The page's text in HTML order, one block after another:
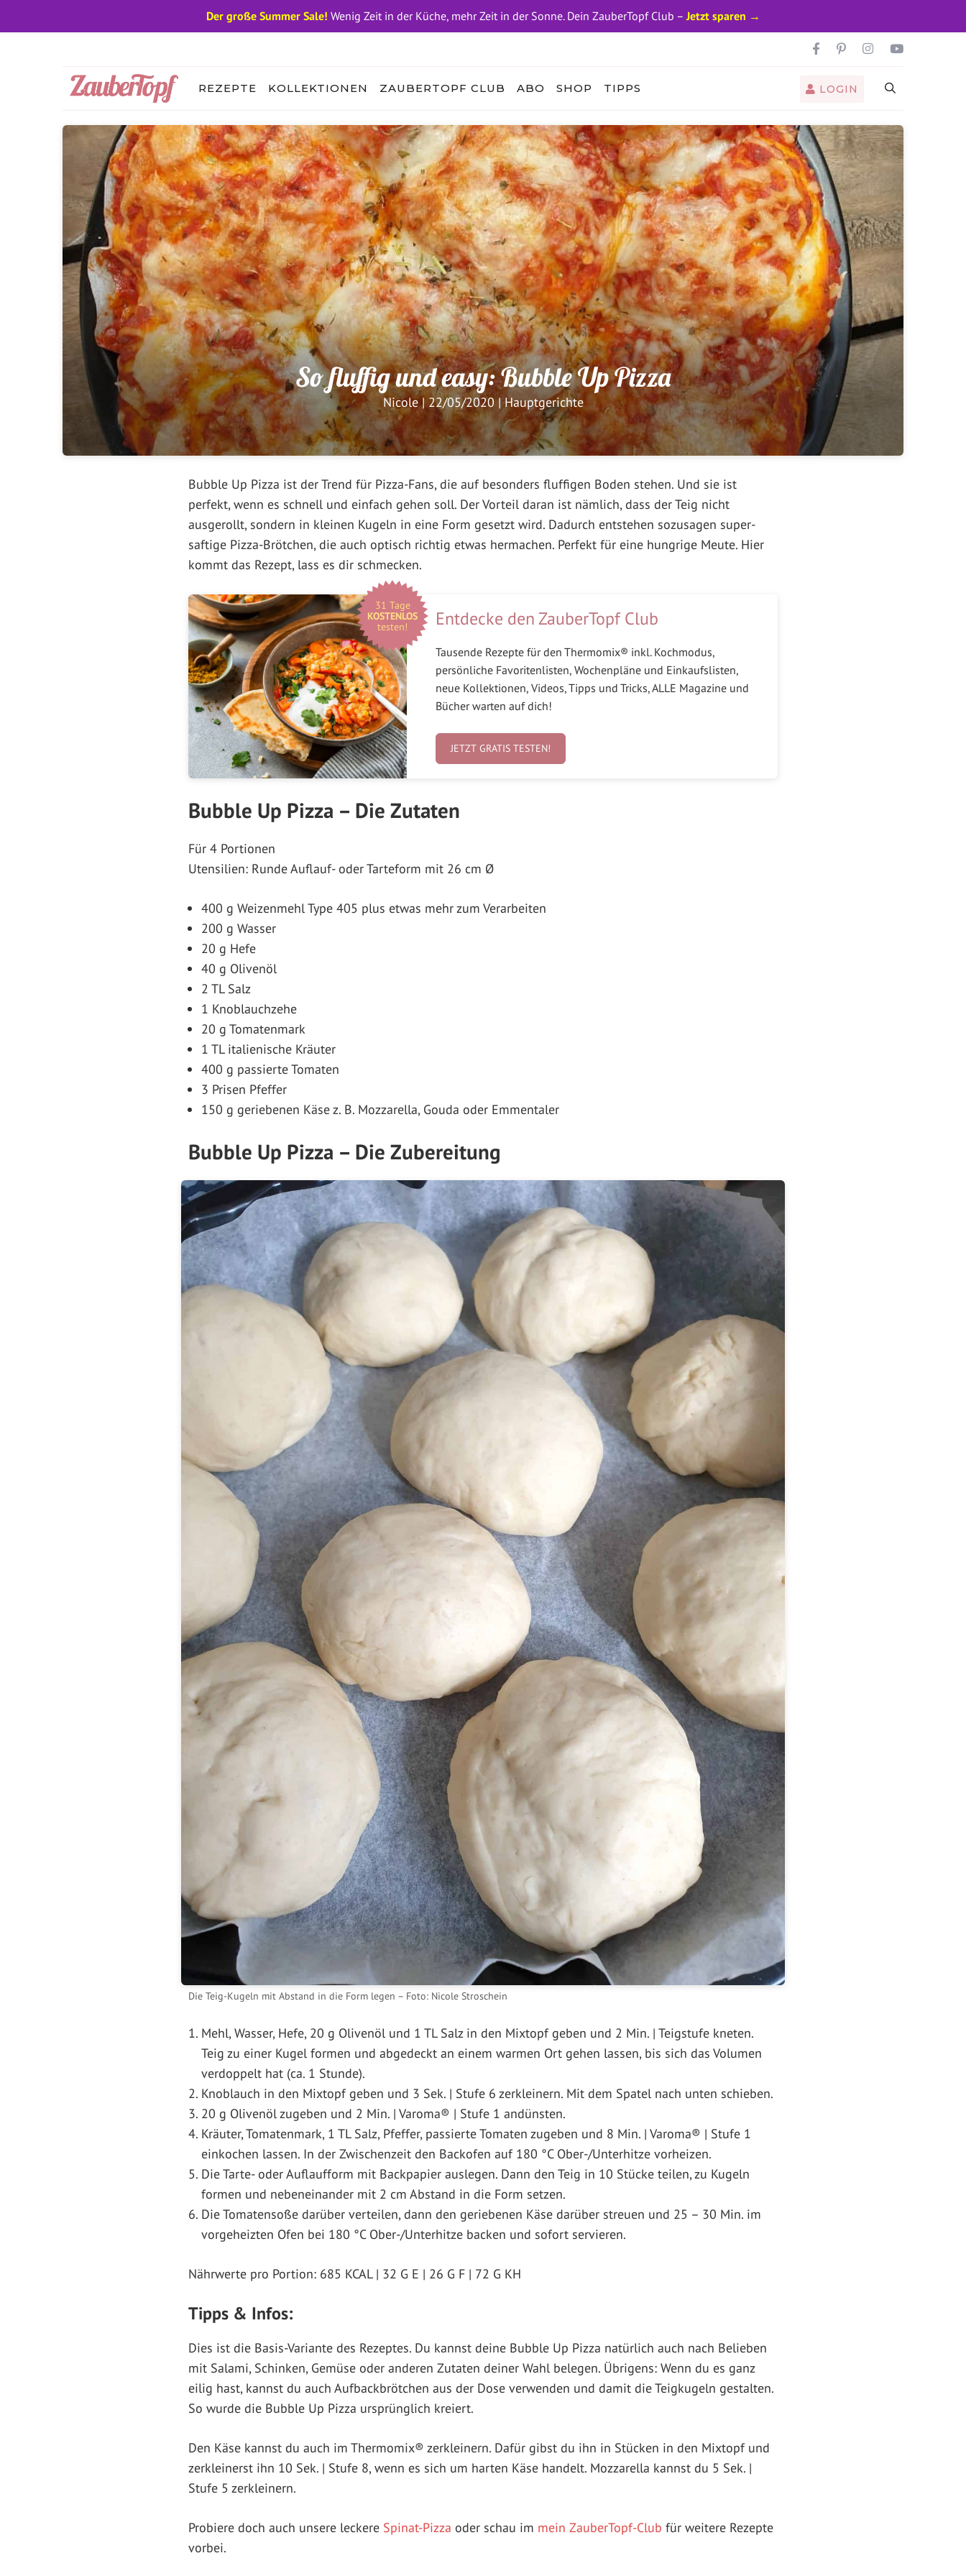
REZEPTE KOLLEKTIONEN ZAUBERTOPF CLUB ABO SHOP TIPPS LOGIN
So fluffig und easy: Bubble Up Pizza
Nicole| 22/05/2020| Hauptgerichte
Bubble Up Pizza ist der Trend für Pizza-Fans, die auf besonders fluffigen Boden stehen. Und sie ist
perfekt, wenn es schnell und einfach gehen soll. Der Vorteil daran ist nämlich, dass der Teig nicht
ausgerollt, sondern in kleinen Kugeln in eine Form gesetzt wird. Dadurch entstehen sozusagen super-
saftige Pizza-Brötchen, die auch optisch richtig etwas hermachen. Perfekt für eine hungrige Meute. Hier
kommt das Rezept, lass es dir schmecken.
31 Tage
KOSTENLOS
testen!
Entdecke den ZauberTopf Club
Tausende Rezepte für den Thermomix® inkl. Kochmodus,
persönliche Favoritenlisten, Wochenpläne und Einkaufslisten,
neue Kollektionen, Videos, Tipps und Tricks, ALLE Magazine und
Bücher warten auf dich!
JETZT GRATIS TESTEN!
Bubble Up Pizza – Die Zutaten
Für 4 Portionen
Utensilien: Runde Auflauf- oder Tarteform mit 26 cm Ø
400 g Weizenmehl Type 405 plus etwas mehr zum Verarbeiten
200 g Wasser
20 g Hefe
40 g Olivenöl
2 TL Salz
1 Knoblauchzehe
20 g Tomatenmark
1 TL italienische Kräuter
400 g passierte Tomaten
3 Prisen Pfeffer
150 g geriebenen Käse z. B. Mozzarella, Gouda oder Emmentaler
Bubble Up Pizza – Die Zubereitung
Die Teig-Kugeln mit Abstand in die Form legen – Foto: Nicole Stroschein
Mehl, Wasser, Hefe, 20 g Olivenöl und 1 TL Salz in den Mixtopf geben und 2 Min. | Teigstufe kneten.
Teig zu einer Kugel formen und abgedeckt an einem warmen Ort gehen lassen, bis sich das Volumen
verdoppelt hat (ca. 1 Stunde).
Knoblauch in den Mixtopf geben und 3 Sek. | Stufe 6 zerkleinern. Mit dem Spatel nach unten schieben.
20 g Olivenöl zugeben und 2 Min. | Varoma® | Stufe 1 andünsten.
Kräuter, Tomatenmark, 1 TL Salz, Pfeffer, passierte Tomaten zugeben und 8 Min. | Varoma® | Stufe 1
einkochen lassen. In der Zwischenzeit den Backofen auf 180 °C Ober-/Unterhitze vorheizen.
Die Tarte- oder Auflaufform mit Backpapier auslegen. Dann den Teig in 10 Stücke teilen, zu Kugeln
formen und nebeneinander mit 2 cm Abstand in die Form setzen.
Die Tomatensoße darüber verteilen, dann den geriebenen Käse darüber streuen und 25 – 30 Min. im
vorgeheizten Ofen bei 180 °C Ober-/Unterhitze backen und sofort servieren.
Nährwerte pro Portion: 685 KCAL | 32 G E | 26 G F | 72 G KH
Tipps & Infos:
Dies ist die Basis-Variante des Rezeptes. Du kannst deine Bubble Up Pizza natürlich auch nach Belieben
mit Salami, Schinken, Gemüse oder anderen Zutaten deiner Wahl belegen. Übrigens: Wenn du es ganz
eilig hast, kannst du auch Aufbackbrötchen aus der Dose verwenden und damit die Teigkugeln gestalten.
So wurde die Bubble Up Pizza ursprünglich kreiert.
Den Käse kannst du auch im Thermomix® zerkleinern. Dafür gibst du ihn in Stücken in den Mixtopf und
zerkleinerst ihn 10 Sek. | Stufe 8, wenn es sich um harten Käse handelt. Mozzarella kannst du 5 Sek. |
Stufe 5 zerkleinern.
Probiere doch auch unsere leckere Spinat-Pizza oder schau im mein ZauberTopf-Club für weitere Rezepte
vorbei.
Der große Summer Sale! Wenig Zeit in der Küche, mehr Zeit in der Sonne. Dein ZauberTopf Club –Jetzt sparen →